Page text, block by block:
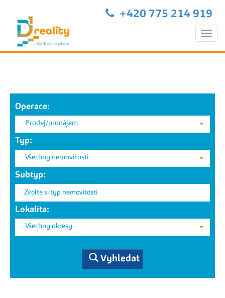
+420 775 214 919
Operace:
Prodej/pronájem
Typ:
Všechny nemovitosti
Subtyp:
Zvolte si typ nemovitosti
Lokalita:
Všechny okresy
Vyhledat